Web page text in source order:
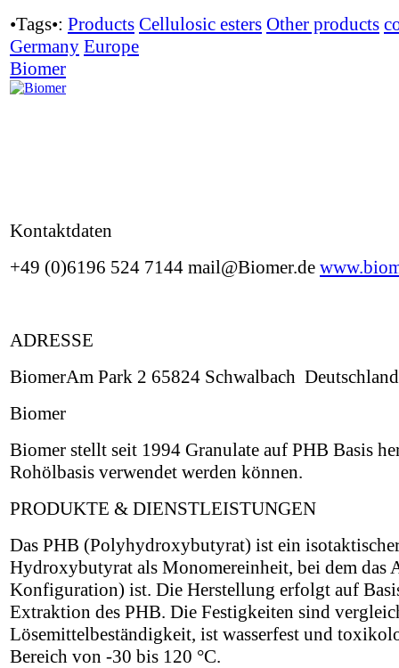
•Tags•: Products Cellulosic esters Other products
Germany Europe
Biomer
Kontaktdaten
+49 (0)6196 524 7144 mail@Biomer.de
ADRESSE
BiomerAm Park 2 65824 Schwalbach Deutschland
Biomer
Biomer stellt seit 1994 Granulate auf PHB Basis
Rohölbasis verwendet werden können.
PRODUKTE & DIENSTLEISTUNGEN
Das PHB (Polyhydroxybutyrat) ist ein
Hydroxybutyrat als Monomereinheit, bei dem
Konfiguration) ist. Die Herstellung erfolgt auf
Extraktion des PHB. Die Festigkeiten sind
Lösemittelbeständigkeit, ist wasserfest und
Bereich von -30 bis 120 °C.